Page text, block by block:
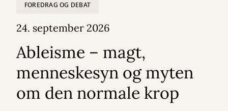
FOREDRAG OG DEBAT
24. september 2026
Ableisme – magt,
menneskesyn og myten
om den normale krop